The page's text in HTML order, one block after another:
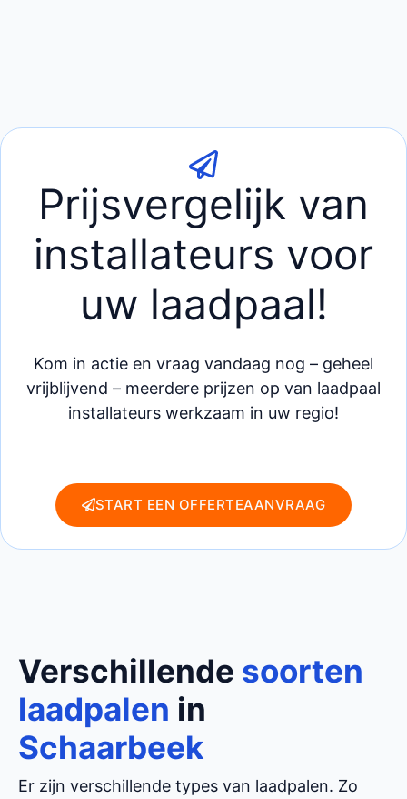
Prijsvergelijk van
installateurs voor
uw laadpaal!
Kom in actie en vraag vandaag nog – geheel
vrijblijvend – meerdere prijzen op van laadpaal
installateurs werkzaam in uw regio!
START EEN OFFERTEAANVRAAG
Verschillende soorten
laadpalen in
Schaarbeek
Er zijn verschillende types van laadpalen. Zo